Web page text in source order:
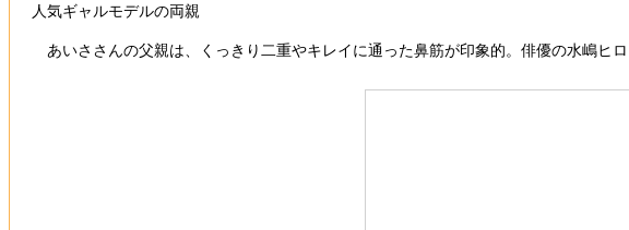
人気ギャルモデルの両親
あいささんの父親は、くっきり二重やキレイに通った鼻筋が印象的。俳優の水嶋ヒ